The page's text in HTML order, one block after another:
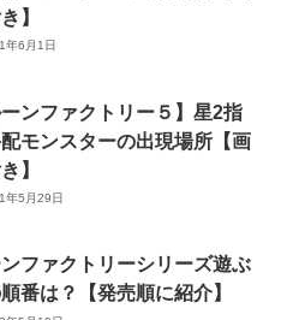
】
年6月1日
ーンファクトリー５】星2指
モンスターの出現場所【画
】
年5月29日
ファクトリーシリーズ遊ぶ
番は？【発売順に紹介】